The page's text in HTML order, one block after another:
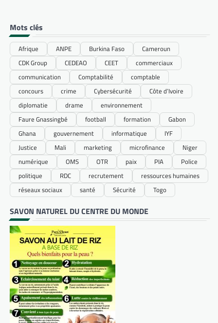
Mots clés
Afrique ANPE Burkina Faso
Cameroun
CDK Group
CEDEAO CEET
commerciaux
communication
Comptabilité
comptable
concours
crime Cybersécurité
Côte d’Ivoire
diplomatie
drame
environnement
Faure Gnassingbé
football formation
Gabon
Ghana
gouvernement informatique
IYF
Justice
Mali marketing microfinance
Niger
numérique
OMS OTR paix PIA
Police
politique
RDC recrutement
ressources humaines
réseaux sociaux
santé Sécurité Togo
SAVON NATUREL DU CENTRE DU MONDE